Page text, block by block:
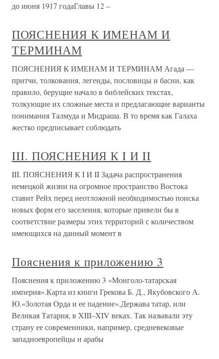
до июня 1917 годаГлавы 12 –
ПОЯСНЕНИЯ К ИМЕНАМ И
ТЕРМИНАМ
ПОЯСНЕНИЯ К ИМЕНАМ И ТЕРМИНАМ Агада —
притчи, толкования, легенды, пословицы и басни, как
правило, берущие начало в библейских текстах,
толкующие их сложные места и предлагающие варианты
понимания Талмуда и Мидраша. В то время как Галаха
жестко предписывает соблюдать
III. ПОЯСНЕНИЯ К I И II
III. ПОЯСНЕНИЯ К I И II Задача распространения
немецкой жизни на огромное пространство Востока
ставит Рейх перед неотложной необходимостью поиска
новых форм его заселения, которые привели бы в
соответствие размеры этих территорий с количеством
имеющихся на данный момент в
Пояснения к приложению 3
Пояснения к приложению 3 «Монголо-татарская
империя».Карта из книги Грекова Б. Д., Якубовского А.
Ю.«Золотая Орда и ее падение».Держава татар, или
Великая Татария, в XIII–XIV веках. Так называли эту
страну ее современники, например, средневековые
западноевропейцы и арабы